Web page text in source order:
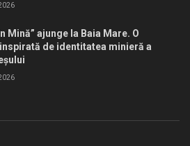
Mină” ajunge la Baia Mare. O
de identitatea minieră a